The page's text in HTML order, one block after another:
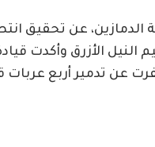
الدمازين، عن تحقيق
الأزرق وأكدت
تدمير أربع عربات